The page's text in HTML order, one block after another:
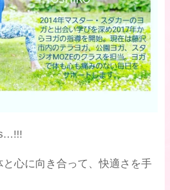
心に向き合って、快適さを手